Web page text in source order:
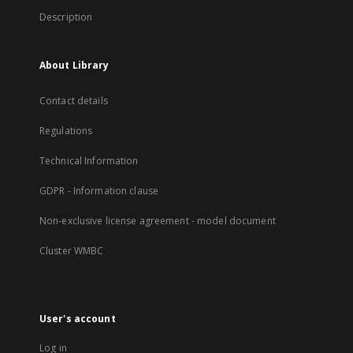
Description
About Library
Contact details
Regulations
Technical Information
GDPR - Information clause
Non-exclusive license agreement - model document
Cluster WMBC
User's account
Log in